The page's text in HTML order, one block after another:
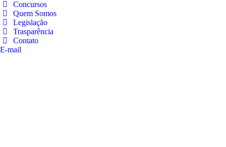
Concursos
Quem Somos
Legislação
Trasparência
Contato
E-mail